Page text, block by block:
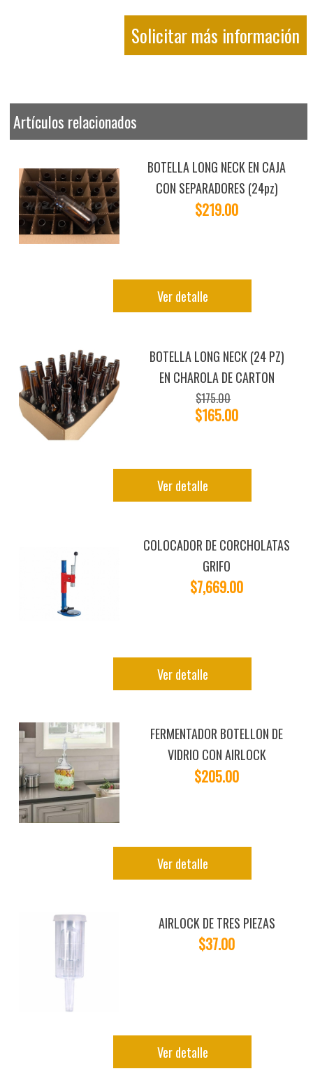
Solicitar más información
Artículos relacionados
BOTELLA LONG NECK EN CAJA
CON SEPARADORES (24pz)
$219.00
Ver detalle
BOTELLA LONG NECK (24 PZ)
EN CHAROLA DE CARTON
$175.00
$165.00
Ver detalle
COLOCADOR DE CORCHOLATAS
GRIFO
$7,669.00
Ver detalle
FERMENTADOR BOTELLON DE
VIDRIO CON AIRLOCK
$205.00
Ver detalle
AIRLOCK DE TRES PIEZAS
$37.00
Ver detalle